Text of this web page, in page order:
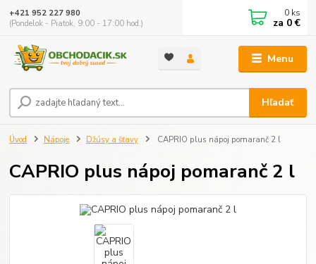
Menu
Hľadať
+421 952 227 980
(Pondelok - Piatok, 9:00 - 17:00 hod.)
0 ks
za 0 €
Úvod Nápoje Džúsy a šťavy CAPRIO plus nápoj pomaranč 2 l
CAPRIO plus nápoj pomaranč 2 l